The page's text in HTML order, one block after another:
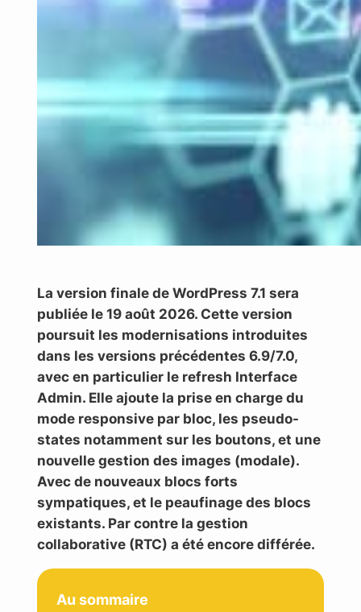
La version finale de WordPress 7.1 sera
publiée le 19 août 2026. Cette version
poursuit les modernisations introduites
dans les versions précédentes 6.9/7.0,
avec en particulier le refresh Interface
Admin. Elle ajoute la prise en charge du
mode responsive par bloc, les pseudo-
states notamment sur les boutons, et une
nouvelle gestion des images (modale).
Avec de nouveaux blocs forts
sympatiques, et le peaufinage des blocs
existants. Par contre la gestion
collaborative (RTC) a été encore différée.
Au sommaire